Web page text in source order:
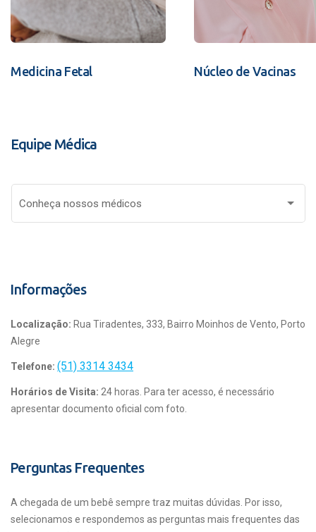
Medicina Fetal Núcleo de Vacinas
Equipe Médica
Conheça nossos médicos
Informações
Localização: Rua Tiradentes, 333, Bairro Moinhos de Vento, Porto
Alegre
Telefone: (51) 3314 3434
Horários de Visita: 24 horas. Para ter acesso, é necessário
apresentar documento oficial com foto.
Perguntas Frequentes
A chegada de um bebê sempre traz muitas dúvidas. Por isso,
selecionamos e respondemos as perguntas mais frequentes das